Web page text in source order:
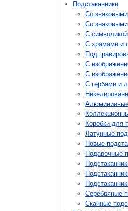
Подстаканники
Со
Cо
C
C храмами и
Под
С
С
С гербами и
Алюминиевые
Коробки для
Латунные
Новые
Подарочные
Серебряные
Сканные